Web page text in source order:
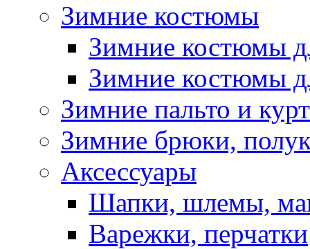
Зимние костюмы
Зимние костюмы
Зимние костюмы
Зимние пальто и
Зимние брюки,
Аксессуары
Шапки, шлемы,
Варежки, перчатки